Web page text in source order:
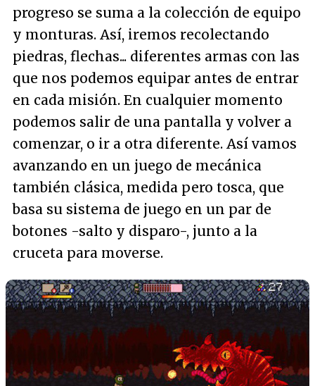
progreso se suma a la colección de equipo
y monturas. Así, iremos recolectando
piedras, flechas... diferentes armas con las
que nos podemos equipar antes de entrar
en cada misión. En cualquier momento
podemos salir de una pantalla y volver a
comenzar, o ir a otra diferente. Así vamos
avanzando en un juego de mecánica
también clásica, medida pero tosca, que
basa su sistema de juego en un par de
botones -salto y disparo-, junto a la
cruceta para moverse.